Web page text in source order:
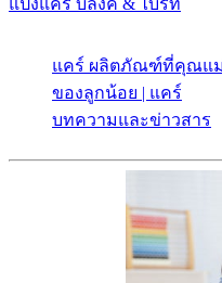
แป้งแคร์ บลิ๊งค์ & ไบร์ท
แคร์ ผลิตภัณฑ์ที่คุณแม่
ของลูกน้อย | แคร์
บทความและข่าวสาร